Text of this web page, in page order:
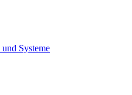
Systeme